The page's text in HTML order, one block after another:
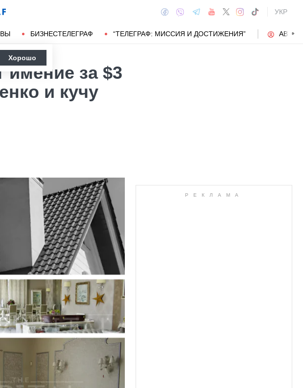
УКР
БИЗНЕСТЕЛЕГРАФ “ТЕЛЕГРАФ: МИССИЯ И ДОСТИЖЕНИЯ”
Хорошо
имение за $3
и кучу